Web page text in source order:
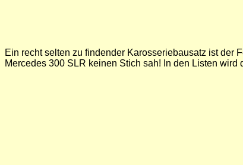
Ein recht selten zu findender Karosseriebausatz ist der
Mercedes 300 SLR keinen Stich sah! In den Listen